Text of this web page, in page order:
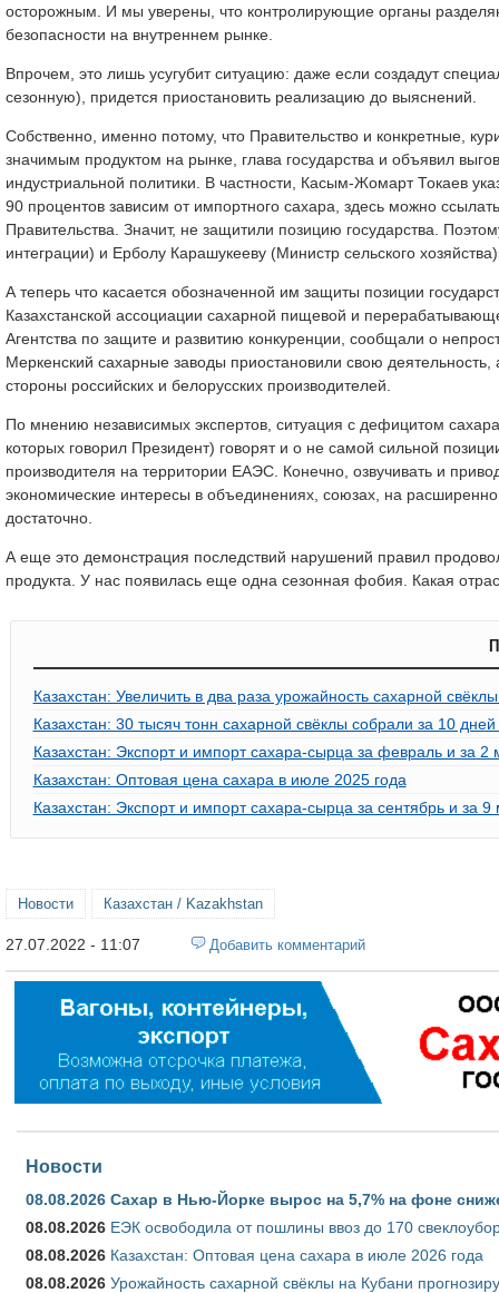
осторожным. И мы уверены, что контролирующие органы
безопасности на внутреннем рынке.
Впрочем, это лишь усугубит ситуацию: даже если создадут
сезонную), придется приостановить реализацию до выяснений.
Собственно, именно потому, что Правительство и конкретные,
значимым продуктом на рынке, глава государства и объявил
индустриальной политики. В частности, Касым-Жомарт Токаев
90 процентов зависим от импортного сахара, здесь можно
Правительства. Значит, не защитили позицию государства.
интеграции) и Ерболу Карашукееву (Министр сельского
А теперь что касается обозначенной им защиты позиции
Казахстанской ассоциации сахарной пищевой и
Агентства по защите и развитию конкуренции, сообщали о
Меркенский сахарные заводы приостановили свою
стороны российских и белорусских производителей.
По мнению независимых экспертов, ситуация с дефицитом
которых говорил Президент) говорят и о не самой сильной
производителя на территории ЕАЭС. Конечно, озвучивать и
экономические интересы в объединениях, союзах, на
достаточно.
А еще это демонстрация последствий нарушений правил
продукта. У нас появилась еще одна сезонная фобия. Какая
Казахстан: Увеличить в два раза урожайность сахарной
Казахстан: 30 тысяч тонн сахарной свёклы собрали за 10
Казахстан: Экспорт и импорт сахара-сырца за февраль и за 2
Казахстан: Оптовая цена сахара в июле 2025 года
Казахстан: Экспорт и импорт сахара-сырца за сентябрь и за
Новости Казахстан / Kazakhstan
27.07.2022 - 11:07 Добавить комментарий
Новости
08.08.2026 Сахар в Нью-Йорке вырос на 5,7% на фоне
08.08.2026 ЕЭК освободила от пошлины ввоз до 170
08.08.2026 Казахстан: Оптовая цена сахара в июле 2026 года
08.08.2026 Урожайность сахарной свёклы на Кубани